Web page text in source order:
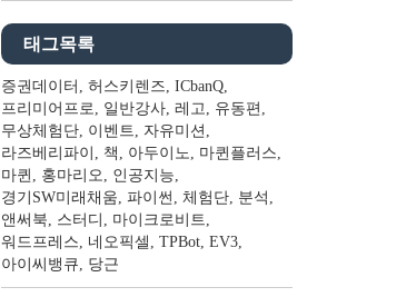
태그목록
증권데이터 허스키렌즈 ICbanQ
프리미어프로
일반강사 레고
유동편
무상체험단
이벤트
자유미션
라즈베리파이
책 아두이노
마퀸플러스
마퀸
홍마리오
인공지능
경기SW미래채움 파이썬 체험단
분석
앤써북
스터디
마이크로비트
워드프레스
네오픽셀 TPBot EV3
아이씨뱅큐
당근